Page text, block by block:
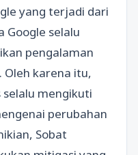
yang terjadi dari
Google selalu
pengalaman
Oleh karena itu,
mengikuti
perubahan
Sobat